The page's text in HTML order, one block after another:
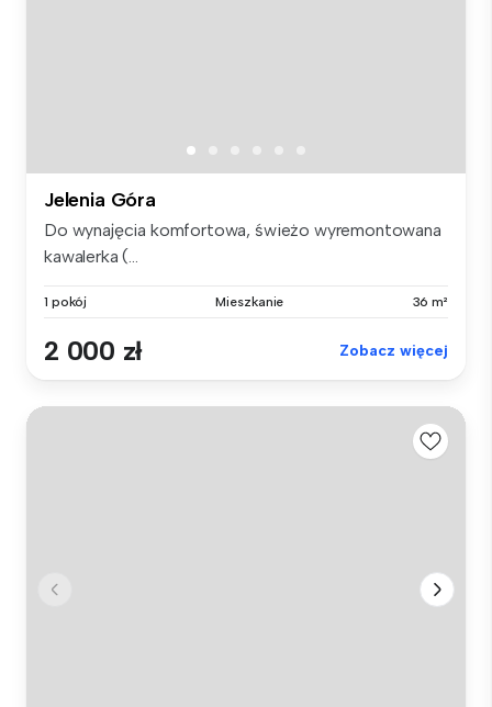
Jelenia Góra
Do wynajęcia komfortowa, świeżo wyremontowana
kawalerka (...
1 pokój Mieszkanie 36 m²
2 000 zł Zobacz więcej